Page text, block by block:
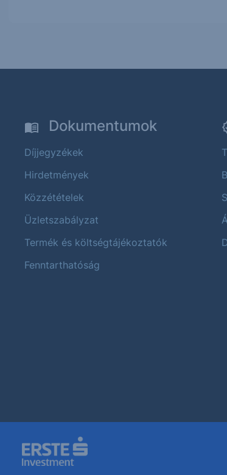
Dokumentumok
Díjjegyzékek
Hirdetmények
Közzétételek
Üzletszabályzat
Termék és költségtájékoztatók
Fenntarthatóság